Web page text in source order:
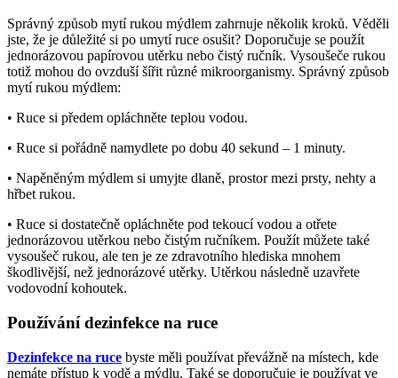
Správný způsob mytí rukou mýdlem zahrnuje několik kroků. Věděli
jste, že je důležité si po umytí ruce osušit? Doporučuje se použít
jednorázovou papírovou utěrku nebo čistý ručník. Vysoušeče rukou
totiž mohou do ovzduší šířit různé mikroorganismy. Správný způsob
mytí rukou mýdlem:
• Ruce si předem opláchněte teplou vodou.
• Ruce si pořádně namydlete po dobu 40 sekund – 1 minuty.
• Napěněným mýdlem si umyjte dlaně, prostor mezi prsty, nehty a
hřbet rukou.
• Ruce si dostatečně opláchněte pod tekoucí vodou a otřete
jednorázovou utěrkou nebo čistým ručníkem. Použít můžete také
vysoušeč rukou, ale ten je ze zdravotního hlediska mnohem
škodlivější, než jednorázové utěrky. Utěrkou následně uzavřete
vodovodní kohoutek.
Používání dezinfekce na ruce
Dezinfekce na ruce byste měli používat převážně na místech, kde
nemáte přístup k vodě a mýdlu. Také se doporučuje je používat ve